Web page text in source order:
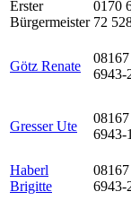
Erster
Bürgermeister
0170
72
Götz Renate
08167
6943-
Gresser Ute
08167
6943-
Haberl
Brigitte
08167
6943-